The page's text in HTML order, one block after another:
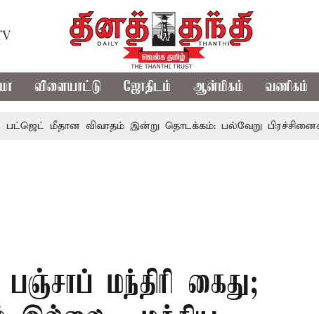
விளையாட்டு ஜோதிடம் ஆன்மிகம் வணிகம்
விவாதம் இன்று தொடக்கம்: பல்வேறு பிரச்சினைகளை
மந்திரி கைது;